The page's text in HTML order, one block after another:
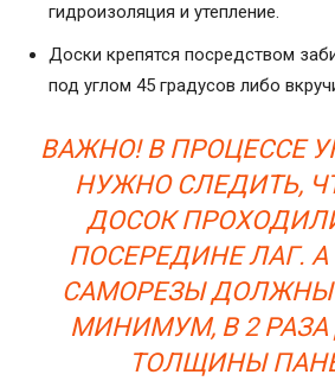
гидроизоляция и утепление.
Доски крепятся посредством
под углом 45 градусов либо
ВАЖНО! В ПРОЦЕССЕ
НУЖНО СЛЕДИТЬ,
ДОСОК
ПОСЕРЕДИНЕ ЛАГ.
САМОРЕЗЫ ДОЛЖНЫ
МИНИМУМ, В 2
ТОЛЩИНЫ